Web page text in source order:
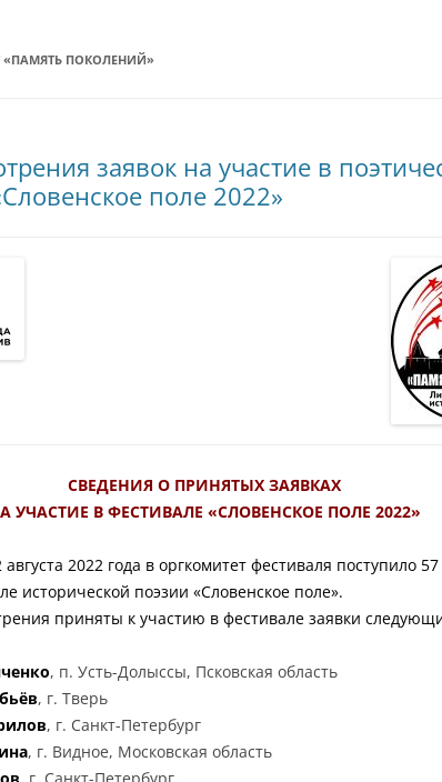
«ПАМЯТЬ ПОКОЛЕНИЙ»
заявок на участие в
поле 2022»
СВЕДЕНИЯ О ПРИНЯТЫХ ЗАЯВКАХ
УЧАСТИЕ В ФЕСТИВАЛЕ «СЛОВЕНСКОЕ ПОЛЕ 2022»
2022 года в оргкомитет фестиваля поступило
исторической поэзии «Словенское поле».
приняты к участию в фестивале заявки
, п. Усть-Долыссы, Псковская область
, г. Тверь
, г. Санкт-Петербург
, г. Видное, Московская область